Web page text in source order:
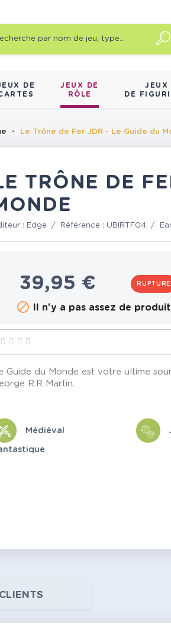
DE
JEUX DE
RÔLE
JEUX
DE
Le Trône de Fer JDR - Le Guide du
TRÔNE DE
: Edge / Référence : UBIRTF04 /
39,95 € RUPTURE
 Il n'y a pas assez de
Guide du Monde est votre ultime
R.R Martin.
Médiéval